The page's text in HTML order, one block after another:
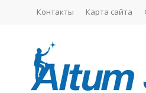
Контакты Карта сайта